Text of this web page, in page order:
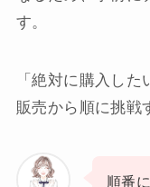
す。
「絶対に購入し
販売から順に挑戦
順番